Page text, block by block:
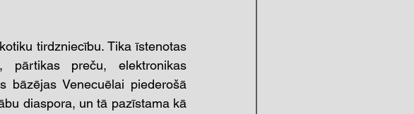
tirdzniecību. Tika īstenotas
pārtikas preču, elektronikas
bāzējas Venecuēlai piederošā
diaspora, un tā pazīstama kā